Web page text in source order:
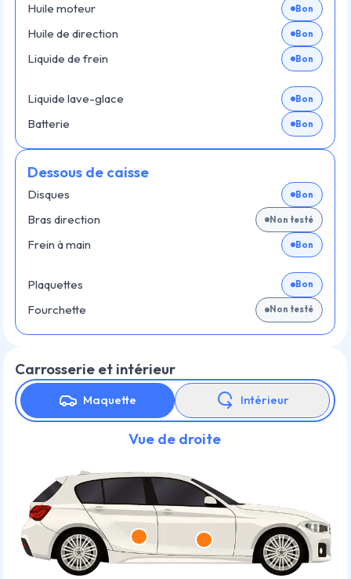
Huile moteur Bon
Huile de direction Bon
Liquide de frein Bon
Liquide lave-glace Bon
Batterie Bon
Dessous de caisse
Disques Bon
Bras direction Non testé
Frein à main Bon
Plaquettes Bon
Fourchette Non testé
Carrosserie et intérieur
Maquette Intérieur
Vue de droite